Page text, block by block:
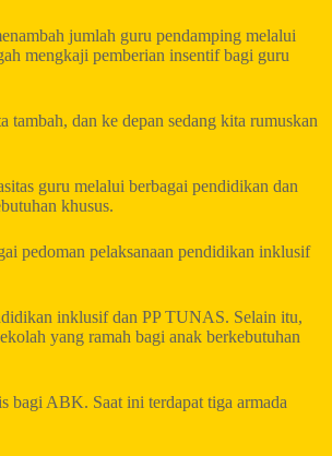
jumlah guru pendamping melalui
mengkaji pemberian insentif bagi guru
dan ke depan sedang kita rumuskan
guru melalui berbagai pendidikan dan
khusus.
pedoman pelaksanaan pendidikan inklusif
inklusif dan PP TUNAS. Selain itu,
yang ramah bagi anak berkebutuhan
bagi ABK. Saat ini terdapat tiga armada